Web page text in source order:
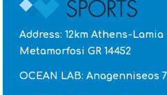
Address: 12km Athens-
Metamorfosi GR 14452
OCEAN LAB: Anagenniseos